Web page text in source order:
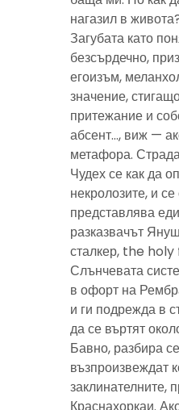
нагазил в
Загубата като
безсърдечно,
егоизъм,
значение,
притежание и
абсент…, виж —
метафора.
Чудех се как да
некролозите, и
представлява
разказвачът
сталкер, the holy
Слънчевата
в офорт на
и ги подрежда в
да се въртят
Бавно, разбира
възпроизвеждат
заклинателните,